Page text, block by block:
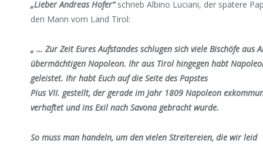
„Lieber Andreas Hofer“schrieb Albino Luciani, der spätere
den Mann vom Land Tirol:
„ … Zur Zeit Eures Aufstandes schlugen sich viele Bischöfe aus
übermächtigen Napoleon. Ihr aus Tirol hingegen habt
geleistet. Ihr habt Euch auf die Seite des Papstes
Pius VII. gestellt, der gerade im Jahr 1809 Napoleon
verhaftet und ins Exil nach Savona gebracht wurde.
So muss man handeln, um den vielen Streitereien, die wir leid